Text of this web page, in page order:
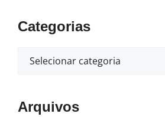
Categorias
Arquivos